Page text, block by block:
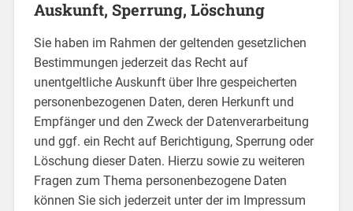
Auskunft, Sperrung, Löschung
Sie haben im Rahmen der geltenden gesetzlichen
Bestimmungen jederzeit das Recht auf
unentgeltliche Auskunft über Ihre gespeicherten
personenbezogenen Daten, deren Herkunft und
Empfänger und den Zweck der Datenverarbeitung
und ggf. ein Recht auf Berichtigung, Sperrung oder
Löschung dieser Daten. Hierzu sowie zu weiteren
Fragen zum Thema personenbezogene Daten
können Sie sich jederzeit unter der im Impressum